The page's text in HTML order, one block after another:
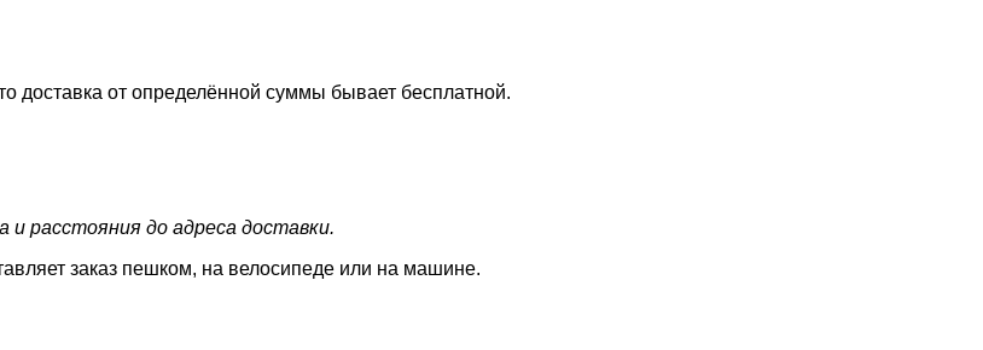
доставка от определённой суммы бывает бесплатной.
и расстояния до адреса доставки.
заказ пешком, на велосипеде или на машине.